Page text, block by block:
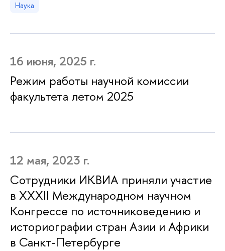
Наука
16 июня, 2025 г.
Режим работы научной комиссии
факультета летом 2025
12 мая, 2023 г.
Сотрудники ИКВИА приняли участие
в XXXII Международном научном
Конгрессе по источниковедению и
историографии стран Азии и Африки
в Санкт-Петербурге